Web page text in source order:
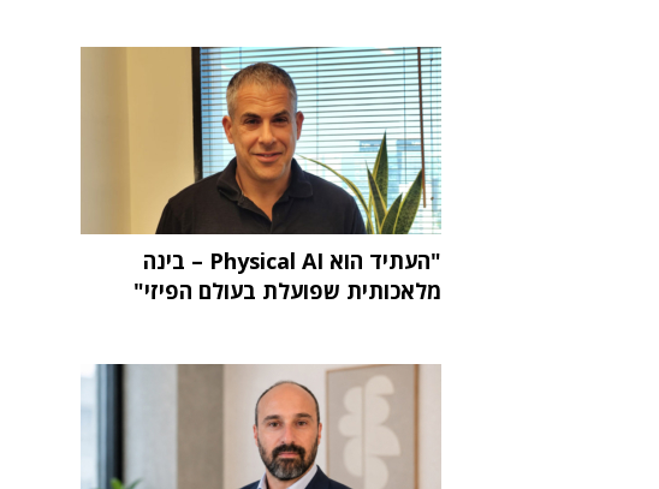
"העתיד הוא Physical AI – בינה
מלאכותית שפועלת בעולם הפיזי"